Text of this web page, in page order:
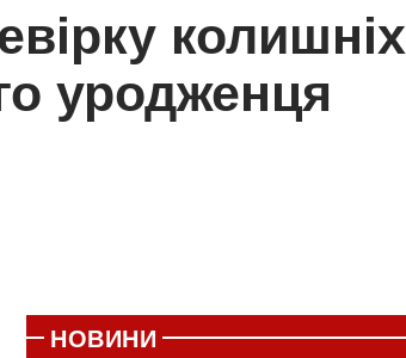
колишніх
уродженця
НОВИНИ